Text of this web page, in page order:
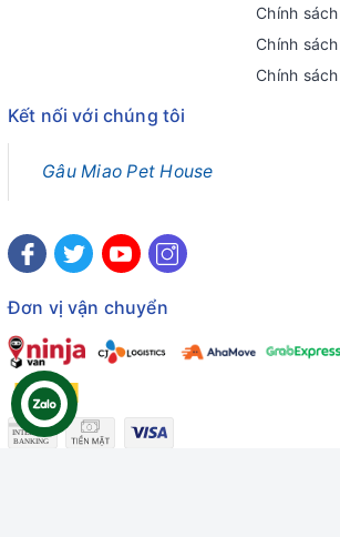
Chính
Chính
Chính
Kết nối với chúng tôi
Gâu Miao Pet House
Đơn vị vận chuyển